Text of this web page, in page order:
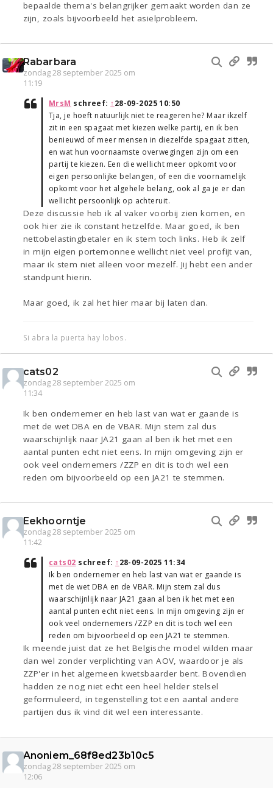
bepaalde thema's belangrijker gemaakt worden dan ze
zijn, zoals bijvoorbeeld het asielprobleem.
Rabarbara
zondag 28 september 2025 om
11:19
MrsM schreef: ↑28-09-2025 10:50
Tja, je hoeft natuurlijk niet te reageren he? Maar ikzelf
zit in een spagaat met kiezen welke partij, en ik ben
benieuwd of meer mensen in diezelfde spagaat zitten,
en wat hun voornaamste overwegingen zijn om een
partij te kiezen. Een die wellicht meer opkomt voor
eigen persoonlijke belangen, of een die voornamelijk
opkomt voor het algehele belang, ook al ga je er dan
wellicht persoonlijk op achteruit.
Deze discussie heb ik al vaker voorbij zien komen, en
ook hier zie ik constant hetzelfde. Maar goed, ik ben
nettobelastingbetaler en ik stem toch links. Heb ik zelf
in mijn eigen portemonnee wellicht niet veel profijt van,
maar ik stem niet alleen voor mezelf. Jij hebt een ander
standpunt hierin.
Maar goed, ik zal het hier maar bij laten dan.
Si abra la puerta hay lobos.
cats02
zondag 28 september 2025 om
11:34
Ik ben ondernemer en heb last van wat er gaande is
met de wet DBA en de VBAR. Mijn stem zal dus
waarschijnlijk naar JA21 gaan al ben ik het met een
aantal punten echt niet eens. In mijn omgeving zijn er
ook veel ondernemers /ZZP en dit is toch wel een
reden om bijvoorbeeld op een JA21 te stemmen.
Eekhoorntje
zondag 28 september 2025 om
11:42
cats02 schreef: ↑28-09-2025 11:34
Ik ben ondernemer en heb last van wat er gaande is
met de wet DBA en de VBAR. Mijn stem zal dus
waarschijnlijk naar JA21 gaan al ben ik het met een
aantal punten echt niet eens. In mijn omgeving zijn er
ook veel ondernemers /ZZP en dit is toch wel een
reden om bijvoorbeeld op een JA21 te stemmen.
Ik meende juist dat ze het Belgische model wilden maar
dan wel zonder verplichting van AOV, waardoor je als
ZZP'er in het algemeen kwetsbaarder bent. Bovendien
hadden ze nog niet echt een heel helder stelsel
geformuleerd, in tegenstelling tot een aantal andere
partijen dus ik vind dit wel een interessante.
Anoniem_68f8ed23b10c5
zondag 28 september 2025 om
12:06